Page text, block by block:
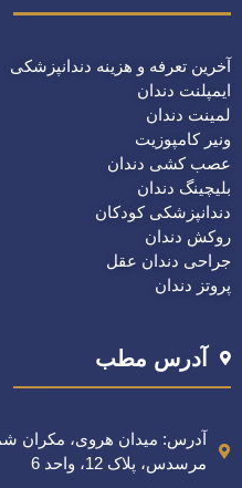
آخرین تعرفه و هزینه دندانپزشکی
ایمپلنت دندان
لمینت دندان
ونیر کامپوزیت
عصب کشی دندان
بلیچینگ دندان
دندانپزشکی کودکان
روکش دندان
جراحی دندان عقل
پروتز دندان
آدرس مطب
آدرس: میدان هروی، مکران
مرسدس، پلاک 12، واحد 6